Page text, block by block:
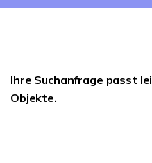
Ihre Suchanfrage passt
Objekte.